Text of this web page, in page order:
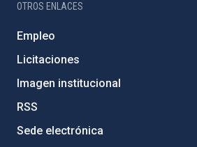
OTROS ENLACES
Empleo
Licitaciones
Imagen institucional
RSS
Sede electrónica